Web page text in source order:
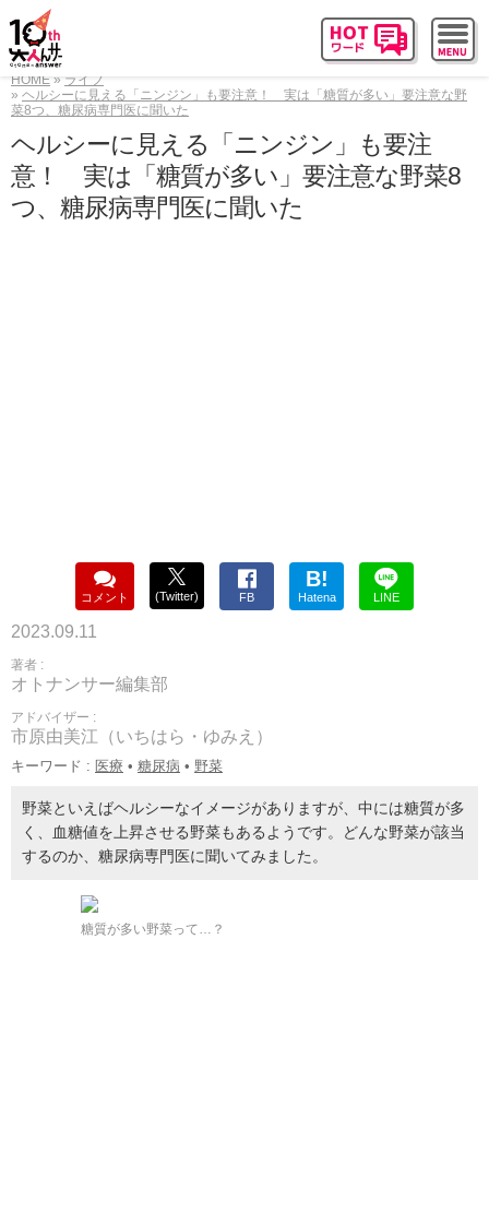
HOME
ライフ
ヘルシーに見える「ニンジン」も要注意！ 実は「糖質が多い」要注意な野
菜8つ、糖尿病専門医に聞いた
ヘルシーに見える「ニンジン」も要注
意！ 実は「糖質が多い」要注意な野菜8
つ、糖尿病専門医に聞いた
コメント (Twitter) FB
B!
Hatena LINE
2023.09.11
著者 :
オトナンサー編集部
アドバイザー :
市原由美江（いちはら・ゆみえ）
キーワード : 医療 • 糖尿病 • 野菜
野菜といえばヘルシーなイメージがありますが、中には糖質が多
く、血糖値を上昇させる野菜もあるようです。どんな野菜が該当
するのか、糖尿病専門医に聞いてみました。
糖質が多い野菜って…？